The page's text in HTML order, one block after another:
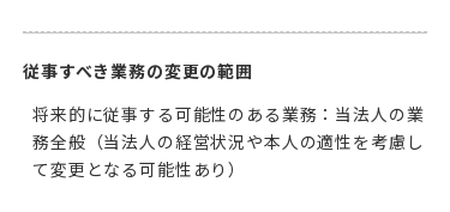
従事すべき業務の変更の範囲
将来的に従事する可能性のある業務：当法人の業
務全般（当法人の経営状況や本人の適性を考慮し
て変更となる可能性あり）